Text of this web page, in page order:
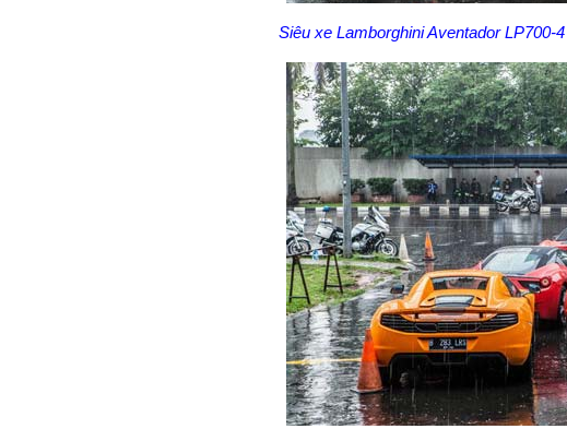
Siêu xe Lamborghini Aventador LP700-